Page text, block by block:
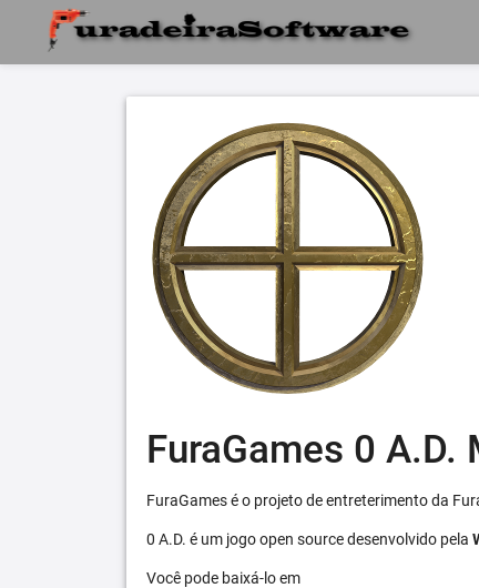
FuraGames 0 A.D.
FuraGames é o projeto de entreterimento da
0 A.D. é um jogo open source desenvolvido pela
Você pode baixá-lo em